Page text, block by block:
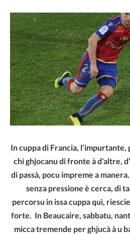
In cuppa di Francia, l’impurtante,
chì ghjocanu di fronte à d’altre,
di passà, pocu impreme a
senza pressione è cerca, di
percorsu in issa cuppa quì,
forte. In Beaucaire, sabbatu,
micca tremende per ghjucà à u